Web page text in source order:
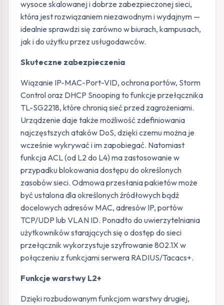
wysoce skalowanej i dobrze zabezpieczonej sieci,
która jest rozwiązaniem niezawodnym i wydajnym —
idealnie sprawdzi się zarówno w biurach, kampusach,
jak i do użytku przez usługodawców.
Skuteczne zabezpieczenia
Wiązanie IP-MAC-Port-VID, ochrona portów, Storm
Control oraz DHCP Snooping to funkcje przełącznika
TL-SG2218, które chronią sieć przed zagrożeniami.
Urządzenie daje także możliwość zdefiniowania
najczęstszych ataków DoS, dzięki czemu można je
wcześnie wykrywać i im zapobiegać. Natomiast
funkcja ACL (od L2 do L4) ma zastosowanie w
przypadku blokowania dostępu do określonych
zasobów sieci. Odmowa przesłania pakietów może
być ustalona dla określonych źródłowych bądź
docelowych adresów MAC, adresów IP, portów
TCP/UDP lub VLAN ID. Ponadto do uwierzytelniania
użytkowników starających się o dostęp do sieci
przełącznik wykorzystuje szyfrowanie 802.1X w
połączeniu z funkcjami serwera RADIUS/Tacacs+.
Funkcje warstwy L2+
Dzięki rozbudowanym funkcjom warstwy drugiej,